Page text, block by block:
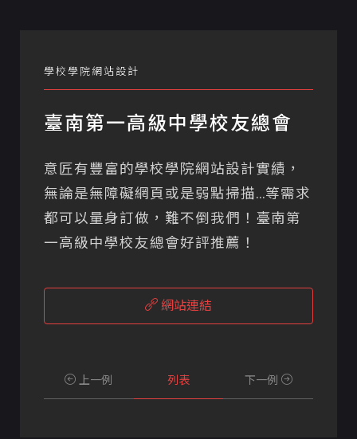
學校學院網站設計
臺南第一高級中學校友總會
意匠有豐富的學校學院網站設計實績，
無論是無障礙網頁或是弱點掃描...等需求
都可以量身訂做，難不倒我們！臺南第
一高級中學校友總會好評推薦！
網站連結
上一例 列表 下一例